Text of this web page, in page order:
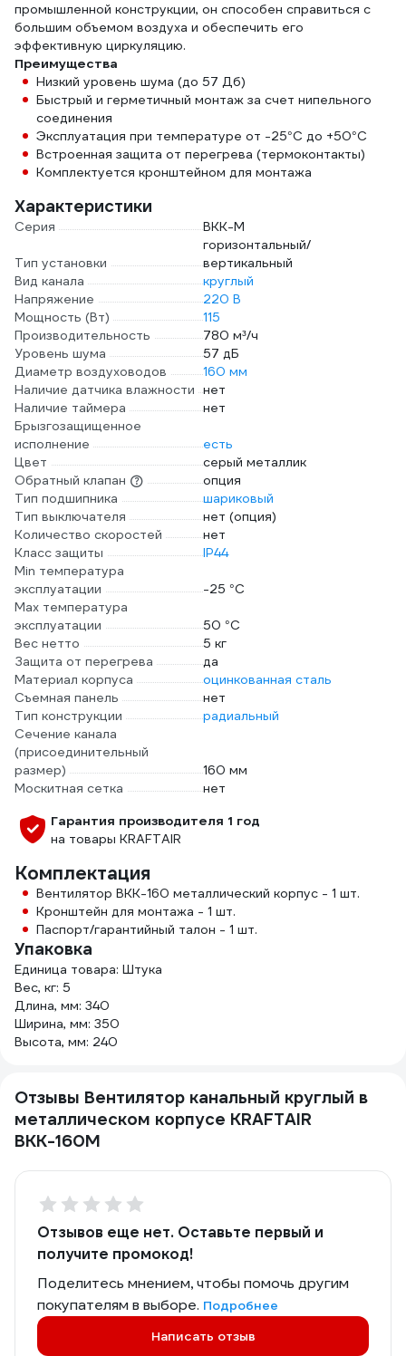
промышленной конструкции, он способен справиться с
большим объемом воздуха и обеспечить его
эффективную циркуляцию.
Преимущества
Низкий уровень шума (до 57 Дб)
Быстрый и герметичный монтаж за счет нипельного
соединения
Эксплуатация при температуре от -25°C до +50°С
Встроенная защита от перегрева (термоконтакты)
Комплектуется кронштейном для монтажа
Характеристики
Серия ВКК-М
Тип установки
горизонтальный/
вертикальный
Вид канала
круглый
Напряжение
220 В
Мощность (Вт)
115
Производительность
780 м³/ч
Уровень шума
57 дБ
Диаметр воздуховодов
160 мм
Наличие датчика влажности нет
Наличие таймера
нет
Брызгозащищенное
исполнение
есть
Цвет
серый металлик
Обратный клапан
опция
Тип подшипника
шариковый
Тип выключателя
нет (опция)
Количество скоростей
нет
Класс защиты
IP44
Min температура
эксплуатации
-25 °С
Max температура
эксплуатации
50 °С
Вес нетто
5 кг
Защита от перегрева
да
Материал корпуса
оцинкованная сталь
Съемная панель
нет
Тип конструкции
радиальный
Сечение канала
(присоединительный
размер)
160 мм
Москитная сетка
нет
Гарантия производителя 1 год
на товары KRAFTAIR
Комплектация
Вентилятор ВКК-160 металлический корпус - 1 шт.
Кронштейн для монтажа - 1 шт.
Паспорт/гарантийный талон - 1 шт.
Упаковка
Единица товара: Штука
Вес, кг: 5
Длина, мм: 340
Ширина, мм: 350
Высота, мм: 240
Отзывы Вентилятор канальный круглый в
металлическом корпусе KRAFTAIR
ВКК-160М
Отзывов еще нет. Оставьте первый и
получите промокод!
Поделитесь мнением, чтобы помочь другим
покупателям в выборе. Подробнее
Написать отзыв